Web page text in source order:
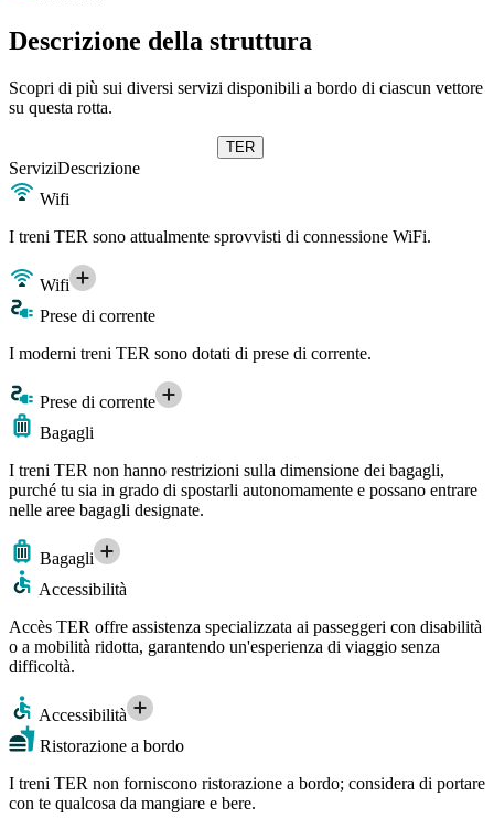
Descrizione della struttura
Scopri di più sui diversi servizi disponibili a bordo di ciascun vettore
su questa rotta.
TER
ServiziDescrizione
Wifi
I treni TER sono attualmente sprovvisti di connessione WiFi.
Wifi
Prese di corrente
I moderni treni TER sono dotati di prese di corrente.
Prese di corrente
Bagagli
I treni TER non hanno restrizioni sulla dimensione dei bagagli,
purché tu sia in grado di spostarli autonomamente e possano entrare
nelle aree bagagli designate.
Bagagli
Accessibilità
Accès TER offre assistenza specializzata ai passeggeri con disabilità
o a mobilità ridotta, garantendo un'esperienza di viaggio senza
difficoltà.
Accessibilità
Ristorazione a bordo
I treni TER non forniscono ristorazione a bordo; considera di portare
con te qualcosa da mangiare e bere.